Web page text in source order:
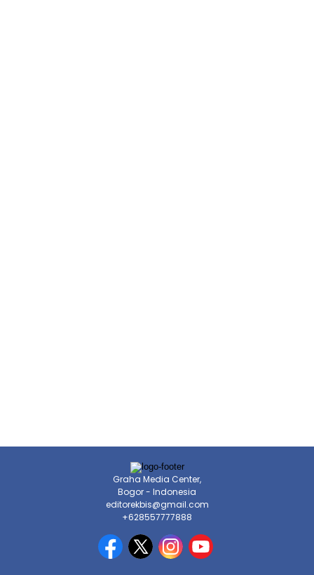
Graha Media Center,
Bogor - Indonesia
editorekbis@gmail.com
+628557777888